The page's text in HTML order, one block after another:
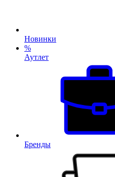
Новинки
%
Аутлет
Бренды